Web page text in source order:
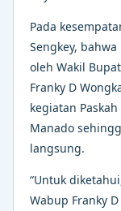
Pada
Sengkey,
oleh Wakil
Franky D
kegiatan
Manado
langsung.
“Untuk
Wabup Franky